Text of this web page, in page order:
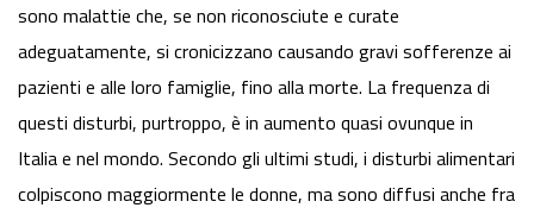
sono malattie che, se non riconosciute e curate
adeguatamente, si cronicizzano causando gravi sofferenze ai
pazienti e alle loro famiglie, fino alla morte. La frequenza di
questi disturbi, purtroppo, è in aumento quasi ovunque in
Italia e nel mondo. Secondo gli ultimi studi, i disturbi alimentari
colpiscono maggiormente le donne, ma sono diffusi anche fra